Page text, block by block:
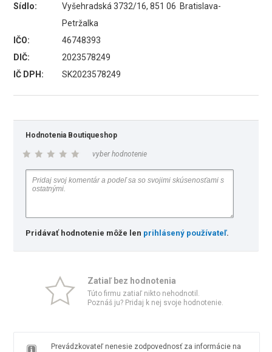
Sídlo:
Vyšehradská 3732/16, 851 06 Bratislava-
Petržalka
IČO:
46748393
DIČ:
2023578249
IČ DPH:
SK2023578249
Hodnotenia Boutiqueshop
vyber hodnotenie
Pridávať hodnotenie môže len prihlásený používateľ.
Zatiaľ bez hodnotenia
Túto firmu zatiaľ nikto nehodnotil.
Poznáš ju? Pridaj k nej svoje hodnotenie.
Prevádzkovateľ nenesie zodpovednosť za informácie na